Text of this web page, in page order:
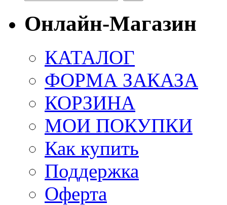
Онлайн-Магазин
КАТАЛОГ
ФОРМА ЗАКАЗА
КОРЗИНА
МОИ ПОКУПКИ
Как купить
Поддержка
Оферта